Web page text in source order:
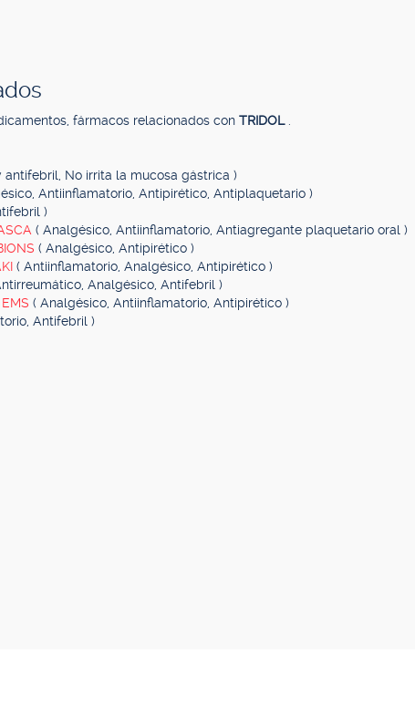
fármacos relacionados con TRIDOL
antifebril, No irrita la mucosa gástrica )
Antiinflamatorio, Antipirético, Antiplaquetario )
)
( Analgésico, Antiinflamatorio, Antiagregante plaquetario oral )
( Analgésico, Antipirético )
( Antiinflamatorio, Analgésico, Antipirético )
Analgésico, Antifebril )
( Analgésico, Antiinflamatorio, Antipirético )
Antifebril )